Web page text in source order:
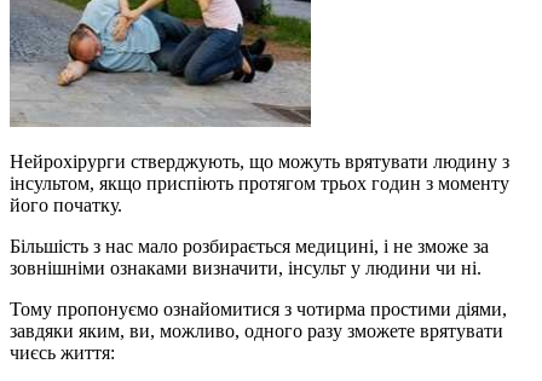
Нейрохірурги стверджують, що можуть врятувати людину з
інсультом, якщо приспіють протягом трьох годин з моменту
його початку.
Більшість з нас мало розбирається медицині, і не зможе за
зовнішніми ознаками визначити, інсульт у людини чи ні.
Тому пропонуємо ознайомитися з чотирма простими діями,
завдяки яким, ви, можливо, одного разу зможете врятувати
чиєсь життя: